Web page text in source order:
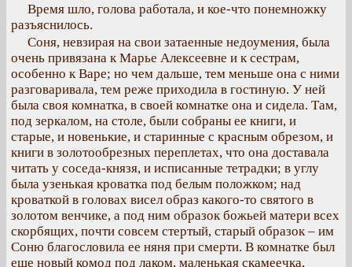
Время шло, голова работала, и кое-что понемножку
разъяснилось.
Соня, невзирая на свои затаенные недоумения, была
очень привязана к Марье Алексеевне и к сестрам,
особенно к Варе; но чем дальше, тем меньше она с ними
разговаривала, тем реже приходила в гостиную. У ней
была своя комнатка, в своей комнатке она и сидела. Там,
под зеркалом, на столе, были собраны ее книги, и
старые, и новенькие, и старинные с красным обрезом, и
книги в золотообрезных переплетах, что она доставала
читать у соседа-князя, и исписанные тетрадки; в углу
была узенькая кроватка под белым положком; над
кроваткой в головах висел образ какого-то святого в
золотом венчике, а под ним образок божьей матери всех
скорбящих, почти совсем стертый, старый образок – им
Соню благословила ее няня при смерти. В комнатке был
еще новый комод под лаком, маленькая скамеечка,